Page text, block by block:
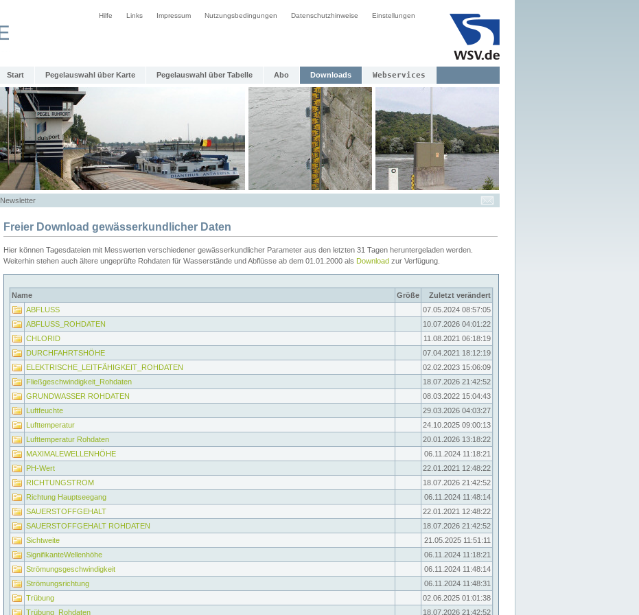
Hilfe Links Impressum Nutzungsbedingungen Datenschutzhinweise Einstellungen
Start Pegelauswahl über Karte Pegelauswahl über Tabelle Abo Downloads Webservices
Newsletter
Freier Download gewässerkundlicher Daten
Hier können Tagesdateien mit Messwerten verschiedener gewässerkundlicher Parameter aus den letzten 31 Tagen heruntergeladen werden.
Weiterhin stehen auch ältere ungeprüfte Rohdaten für Wasserstände und Abflüsse ab dem 01.01.2000 als Download zur Verfügung.
Name Größe
Zuletzt verändert
ABFLUSS
07.05.2024 08:57:05
ABFLUSS_ROHDATEN
10.07.2026 04:01:22
CHLORID
11.08.2021 06:18:19
DURCHFAHRTSHÖHE
07.04.2021 18:12:19
ELEKTRISCHE_LEITFÄHIGKEIT_ROHDATEN
02.02.2023 15:06:09
Fließgeschwindigkeit_Rohdaten
18.07.2026 21:42:52
GRUNDWASSER ROHDATEN
08.03.2022 15:04:43
Luftfeuchte
29.03.2026 04:03:27
Lufttemperatur
24.10.2025 09:00:13
Lufttemperatur Rohdaten
20.01.2026 13:18:22
MAXIMALEWELLENHÖHE
06.11.2024 11:18:21
PH-Wert
22.01.2021 12:48:22
RICHTUNGSTROM
18.07.2026 21:42:52
Richtung Hauptseegang
06.11.2024 11:48:14
SAUERSTOFFGEHALT
22.01.2021 12:48:22
SAUERSTOFFGEHALT ROHDATEN
18.07.2026 21:42:52
Sichtweite
21.05.2025 11:51:11
SignifikanteWellenhöhe
06.11.2024 11:18:21
Strömungsgeschwindigkeit
06.11.2024 11:48:14
Strömungsrichtung
06.11.2024 11:48:31
Trübung
02.06.2025 01:01:38
Trübung_Rohdaten
18.07.2026 21:42:52